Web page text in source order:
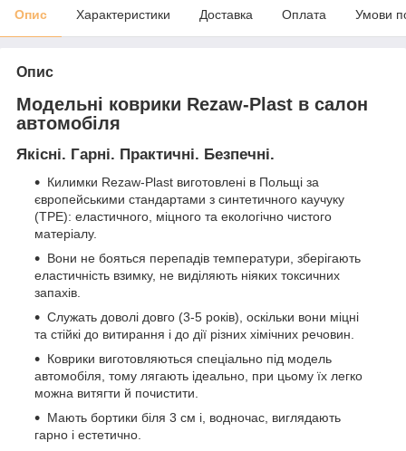
Опис Характеристики Доставка Оплата Умови
Опис
Модельні коврики Rezaw-Plast в салон
автомобіля
Якісні. Гарні. Практичні. Безпечні.
Килимки Rezaw-Plast виготовлені в Польщі за
європейськими стандартами з синтетичного каучуку
(ТРЕ): еластичного, міцного та екологічно чистого
матеріалу.
Вони не бояться перепадів температури, зберігають
еластичність взимку, не виділяють ніяких токсичних
запахів.
Служать доволі довго (3-5 років), оскільки вони міцні
та стійкі до витирання і до дії різних хімічних речовин.
Коврики виготовляються спеціально під модель
автомобіля, тому лягають ідеально, при цьому їх легко
можна витягти й почистити.
Мають бортики біля 3 см і, водночас, виглядають
гарно і естетично.